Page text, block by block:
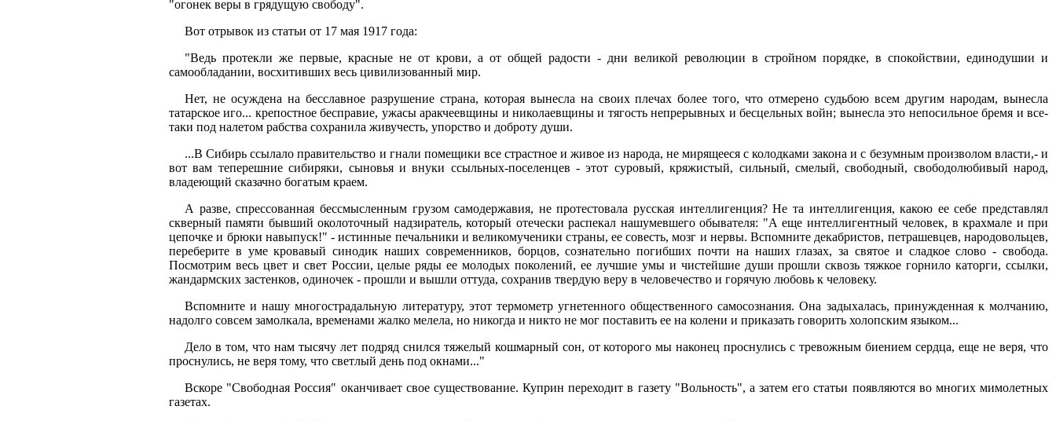
"огонек веры в грядущую свободу".
Вот отрывок из статьи от 17 мая 1917 года:
"Ведь протекли же первые, красные не от крови, а от общей радости - дни великой революции в стройном порядке, в спокойствии, единодушии и
самообладании, восхитивших весь цивилизованный мир.
Нет, не осуждена на бесславное разрушение страна, которая вынесла на своих плечах более того, что отмерено судьбою всем другим народам, вынесла
татарское иго... крепостное бесправие, ужасы аракчеевщины и николаевщины и тягость непрерывных и бесцельных войн; вынесла это непосильное бремя и все-
таки под налетом рабства сохранила живучесть, упорство и доброту души.
...В Сибирь ссылало правительство и гнали помещики все страстное и живое из народа, не мирящееся с колодками закона и с безумным произволом власти,- и
вот вам теперешние сибиряки, сыновья и внуки ссыльных-поселенцев - этот суровый, кряжистый, сильный, смелый, свободный, свободолюбивый народ,
владеющий сказачно богатым краем.
А разве, спрессованная бессмысленным грузом самодержавия, не протестовала русская интеллигенция? Не та интеллигенция, какою ее себе представлял
скверный памяти бывший околоточный надзиратель, который отечески распекал нашумевшего обывателя: "А еще интеллигентный человек, в крахмале и при
цепочке и брюки навыпуск!" - истинные печальники и великомученики страны, ее совесть, мозг и нервы. Вспомните декабристов, петрашевцев, народовольцев,
переберите в уме кровавый синодик наших современников, борцов, сознательно погибших почти на наших глазах, за святое и сладкое слово - свобода.
Посмотрим весь цвет и свет России, целые ряды ее молодых поколений, ее лучшие умы и чистейшие души прошли сквозь тяжкое горнило каторги, ссылки,
жандармских застенков, одиночек - прошли и вышли оттуда, сохранив твердую веру в человечество и горячую любовь к человеку.
Вспомните и нашу многострадальную литературу, этот термометр угнетенного общественного самосознания. Она задыхалась, принужденная к молчанию,
надолго совсем замолкала, временами жалко мелела, но никогда и никто не мог поставить ее на колени и приказать говорить холопским языком...
Дело в том, что нам тысячу лет подряд снился тяжелый кошмарный сон, от которого мы наконец проснулись с тревожным биением сердца, еще не веря, что
проснулись, не веря тому, что светлый день под окнами..."
Вскоре "Свободная Россия" оканчивает свое существование. Куприн переходит в газету "Вольность", а затем его статьи появляются во многих мимолетных
газетах.